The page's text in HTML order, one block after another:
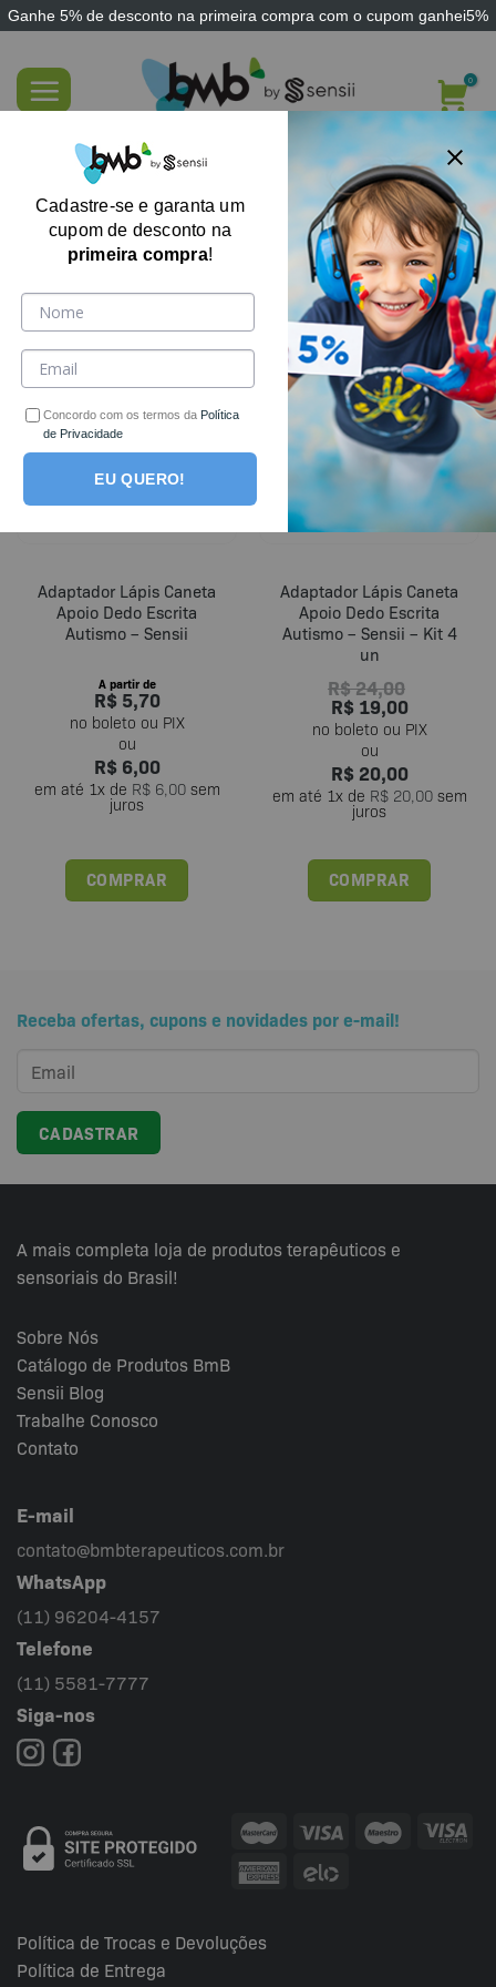
Ganhe 5% de desconto na primeira compra com o cupom ganhei5%
content
FILTRE AQUI
Adaptador Lápis Caneta
Apoio Dedo Escrita
Autismo – Sensii
A partir de
R$5,70
R$6,00
em até 1x de R$6,00sem
juros
COMPRAR
Este
As
escolhidas
na
página
do
-17%
Adaptador Lápis Caneta
Apoio Dedo Escrita
Autismo – Sensii – Kit 4
un
R$24,00
R$19,00
R$20,00
em até 1x de R$20,00sem
juros
COMPRAR
Receba ofertas, cupons e novidades por e-mail!
A mais completa loja de produtos terapêuticos e
sensoriais do Brasil!
Sobre Nós
Catálogo de Produtos BmB
Sensii Blog
Trabalhe Conosco
Contato
E-mail
contato@bmbterapeuticos.com.br
WhatsApp
(11) 96204-4157
Telefone
(11) 5581-7777
Siga-nos
Política de Trocas e Devoluções
Política de Entrega
Cadastre-se e garanta um
cupom de desconto na
primeira compra!
Concordo com os termos da Política
de Privacidade
EU QUERO!